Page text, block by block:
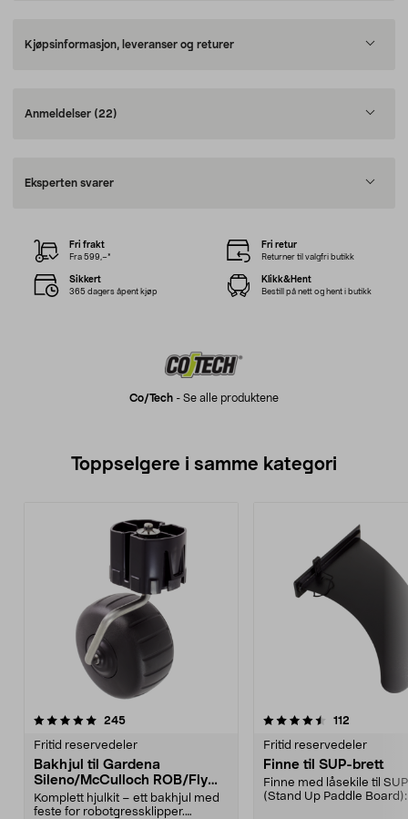
Kjøpsinformasjon, leveranser og returer
Anmeldelser (22)
Eksperten svarer
Co/tech - Se alle produktene
Fri frakt
Fra 599,–*
Fri retur
Returner til valgfri butikk
Sikkert
365 dagers åpent kjøp
Klikk&Hent
Bestill på nett og hent i butikk
Toppselgere i samme kategori
245anmeldelser
Fritid reservedeler
Bakhjul til Gardena
Sileno/McCulloch ROB/Flymo
Easilife
Komplett hjulkit – ett bakhjul med
feste for robotgressklipper.
4.5 av 5 stjerner 112
Fritid reservedeler
Finne til SUP-brett
Finne med låsekile til
(Stand Up Paddle Board):
5.0 av 5 stjerner